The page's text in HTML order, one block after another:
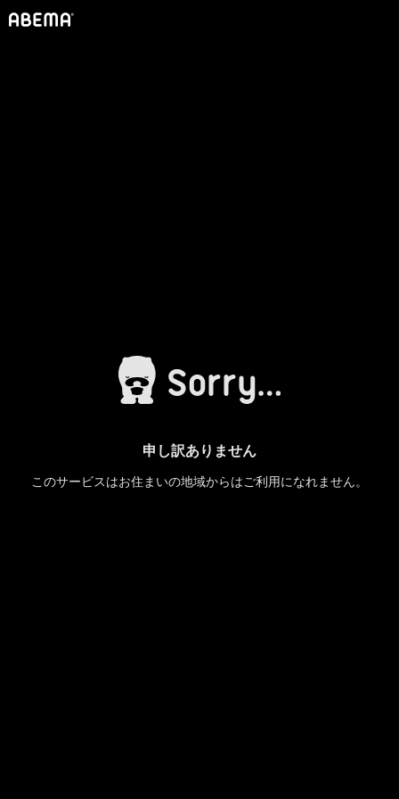
申し訳ありません
このサービスはお住まいの地域からはご利用になれません。